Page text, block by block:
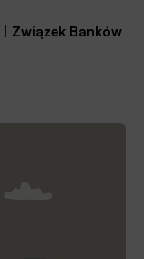
Związek Banków